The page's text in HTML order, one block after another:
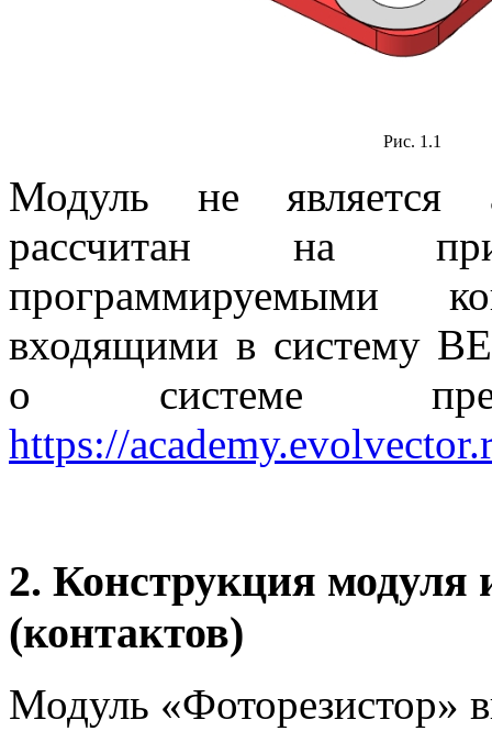
Рис. 1.1
Модуль не является
рассчитан на
программируемыми
входящими в систему
о системе
https://
2. Конструкция модуля
(контактов)
Модуль «Фоторезистор»